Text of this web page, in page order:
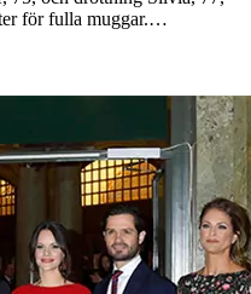
för fulla muggar.…